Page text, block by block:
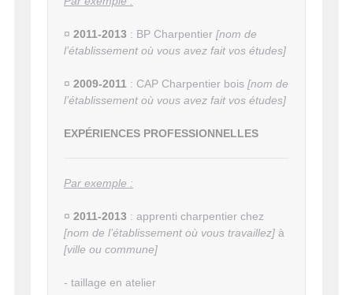
¤ 2011-2013 : BP Charpentier [nom de
l’établissement où vous avez fait vos études]
¤ 2009-2011 : CAP Charpentier bois [nom de
l’établissement où vous avez fait vos études]
EXPÉRIENCES PROFESSIONNELLES
Par exemple :
¤ 2011-2013 : apprenti charpentier chez
[nom de l’établissement où vous travaillez] à
[ville ou commune]
- taillage en atelier